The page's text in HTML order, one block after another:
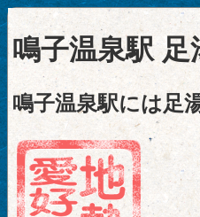
鳴子温泉駅 足
鳴子温泉駅には足